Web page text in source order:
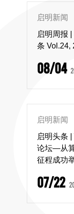
启明新闻
启明周报
条 Vol.24,
08/04
启明新闻
启明头条
论坛—从
征程成功
07/22